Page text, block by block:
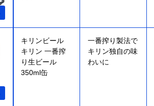
キリンビール
キリン 一番搾
り生ビール
350ml缶
一番搾り製法で
キリン独自の味
わいに